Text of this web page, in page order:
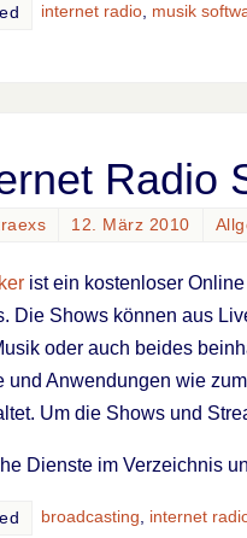
internet radio musik
Radio
12. März 2010
ist ein kostenloser
Die Shows können aus
oder auch beides
und Anwendungen wie
Um die Shows und
Dienste im Verzeichnis
broadcasting internet